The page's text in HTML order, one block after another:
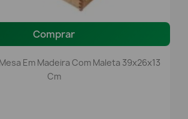
Comprar
Em Madeira Com Maleta 39x26x13
Cm